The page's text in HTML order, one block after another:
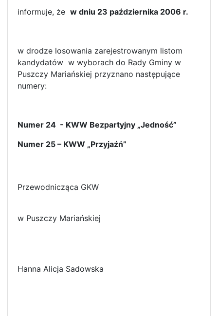
informuje, że w dniu 23 października 2006 r.
w drodze losowania zarejestrowanym listom
kandydatów w wyborach do Rady Gminy w
Puszczy Mariańskiej przyznano następujące
numery:
Numer 24 - KWW Bezpartyjny „Jedność”
Numer 25 – KWW „Przyjaźń”
Przewodnicząca GKW
w Puszczy Mariańskiej
Hanna Alicja Sadowska